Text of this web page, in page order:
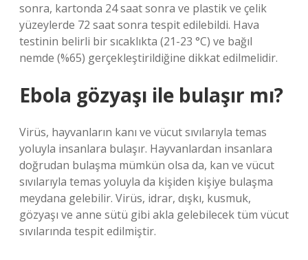
sonra, kartonda 24 saat sonra ve plastik ve çelik
yüzeylerde 72 saat sonra tespit edilebildi. Hava
testinin belirli bir sıcaklıkta (21-23 °C) ve bağıl
nemde (%65) gerçekleştirildiğine dikkat edilmelidir.
Ebola gözyaşı ile bulaşır mı?
Virüs, hayvanların kanı ve vücut sıvılarıyla temas
yoluyla insanlara bulaşır. Hayvanlardan insanlara
doğrudan bulaşma mümkün olsa da, kan ve vücut
sıvılarıyla temas yoluyla da kişiden kişiye bulaşma
meydana gelebilir. Virüs, idrar, dışkı, kusmuk,
gözyaşı ve anne sütü gibi akla gelebilecek tüm vücut
sıvılarında tespit edilmiştir.